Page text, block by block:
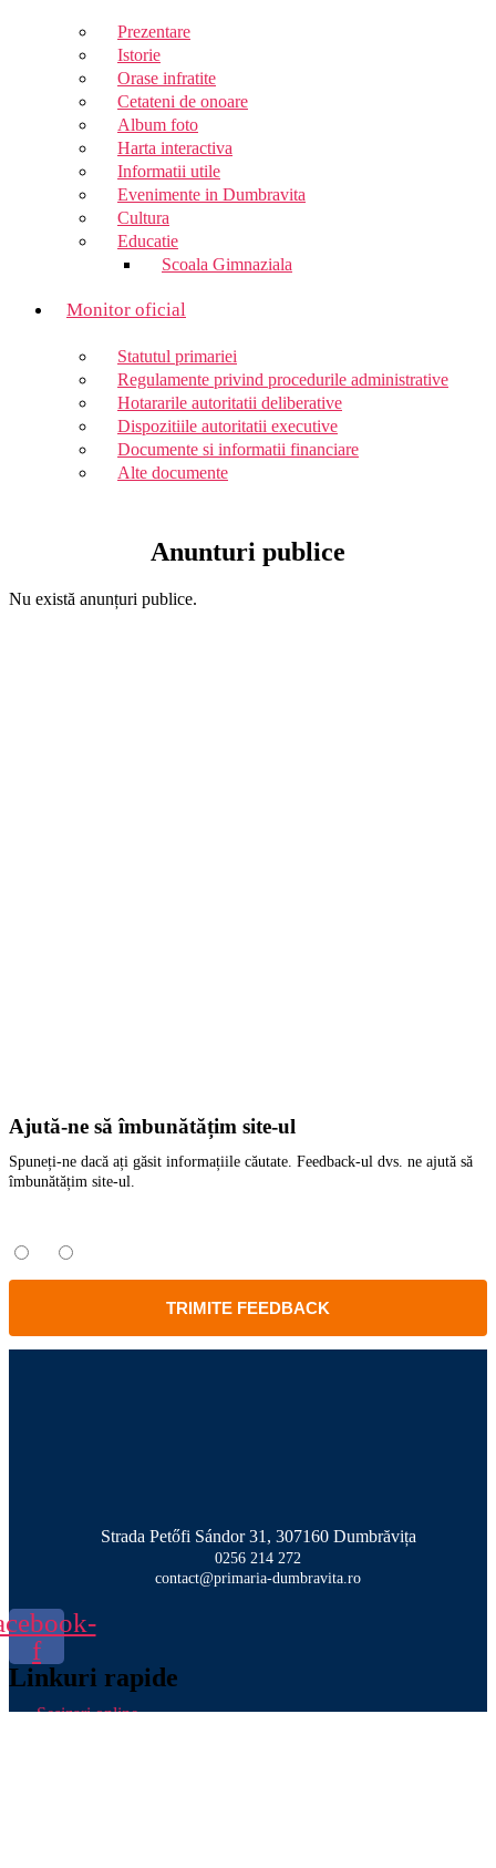
Prezentare
Istorie
Orase infratite
Cetateni de onoare
Album foto
Harta interactiva
Informatii utile
Evenimente in Dumbravita
Cultura
Educatie
Scoala Gimnaziala
Monitor oficial
Statutul primariei
Regulamente privind procedurile administrative
Hotararile autoritatii deliberative
Dispozitiile autoritatii executive
Documente si informatii financiare
Alte documente
Anunturi publice
Nu există anunțuri publice.
Ajută-ne să îmbunătățim site-ul
Spuneți-ne dacă ați găsit informațiile căutate. Feedback-ul dvs. ne ajută să
îmbunătățim site-ul.
TRIMITE FEEDBACK
Strada Petőfi Sándor 31, 307160 Dumbrăvița
0256 214 272
contact@primaria-dumbravita.ro
f
Linkuri rapide
Sesizari online